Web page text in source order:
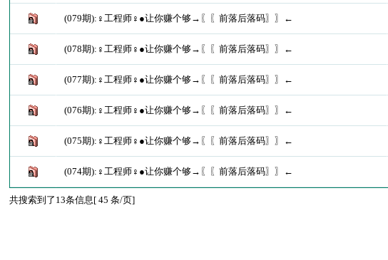
(079期):♀工程师♀●让你赚个够→〖〖前落后落码〗〗←
(078期):♀工程师♀●让你赚个够→〖〖前落后落码〗〗←
(077期):♀工程师♀●让你赚个够→〖〖前落后落码〗〗←
(076期):♀工程师♀●让你赚个够→〖〖前落后落码〗〗←
(075期):♀工程师♀●让你赚个够→〖〖前落后落码〗〗←
(074期):♀工程师♀●让你赚个够→〖〖前落后落码〗〗←
共搜索到了13条信息[ 45 条/页]